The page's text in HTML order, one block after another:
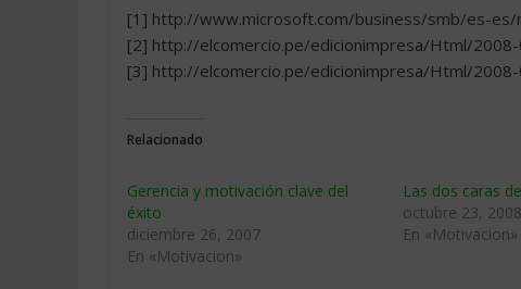
[1] http://www.microsoft.com/business/smb/es-es/
[2] http://elcomercio.pe/edicionimpresa/Html/
[3] http://elcomercio.pe/edicionimpresa/Html/
Relacionado
Gerencia y motivación clave del
éxito
diciembre 26, 2007
En «Motivacion»
Las dos caras
octubre 23, 2008
En «Motivacion»